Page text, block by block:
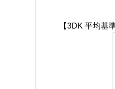
【3DK 平均基